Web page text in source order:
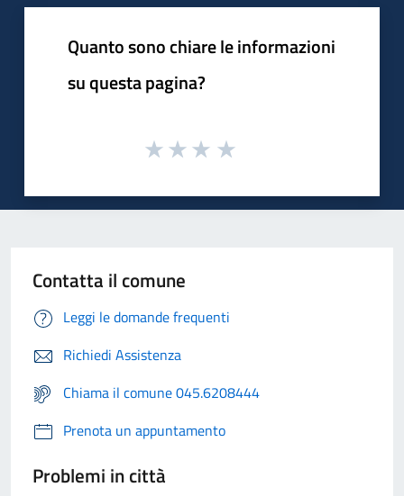
Quanto sono chiare le informazioni
su questa pagina?
Contatta il comune
Leggi le domande frequenti
Richiedi Assistenza
Chiama il comune 045.6208444
Prenota un appuntamento
Problemi in città